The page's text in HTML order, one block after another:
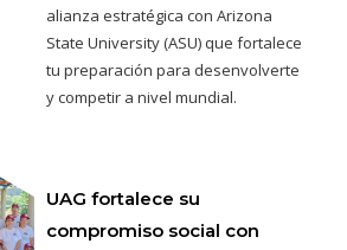
alianza estratégica con Arizona
State University (ASU) que fortalece
tu preparación para desenvolverte
y competir a nivel mundial.
UAG fortalece su
compromiso social con